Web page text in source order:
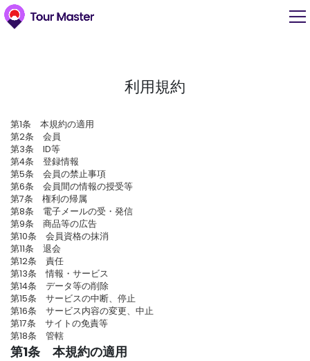
利用規約
第1条 本規約の適用
第2条 会員
第3条 ID等
第4条 登録情報
第5条 会員の禁止事項
第6条 会員間の情報の授受等
第7条 権利の帰属
第8条 電子メールの受・発信
第9条 商品等の広告
第10条 会員資格の抹消
第11条 退会
第12条 責任
第13条 情報・サービス
第14条 データ等の削除
第15条 サービスの中断、停止
第16条 サービス内容の変更、中止
第17条 サイトの免責等
第18条 管轄
第1条 本規約の適用